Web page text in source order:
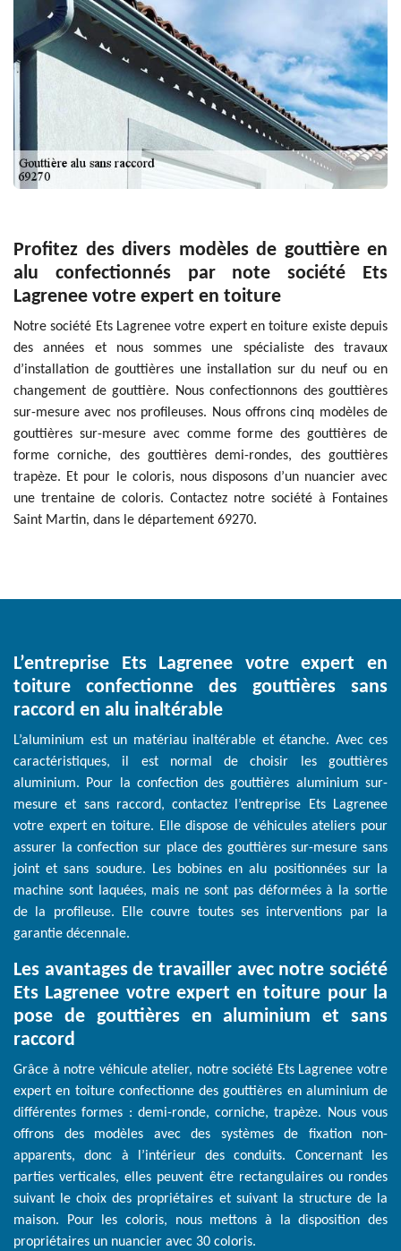
Profitez des divers modèles de gouttière en
alu confectionnés par note société Ets
Lagrenee votre expert en toiture
Notre société Ets Lagrenee votre expert en toiture existe depuis
des années et nous sommes une spécialiste des travaux
d’installation de gouttières une installation sur du neuf ou en
changement de gouttière. Nous confectionnons des gouttières
sur-mesure avec nos profileuses. Nous offrons cinq modèles de
gouttières sur-mesure avec comme forme des gouttières de
forme corniche, des gouttières demi-rondes, des gouttières
trapèze. Et pour le coloris, nous disposons d’un nuancier avec
une trentaine de coloris. Contactez notre société à Fontaines
Saint Martin, dans le département 69270.
L’entreprise Ets Lagrenee votre expert en
toiture confectionne des gouttières sans
raccord en alu inaltérable
L’aluminium est un matériau inaltérable et étanche. Avec ces
caractéristiques, il est normal de choisir les gouttières
aluminium. Pour la confection des gouttières aluminium sur-
mesure et sans raccord, contactez l’entreprise Ets Lagrenee
votre expert en toiture. Elle dispose de véhicules ateliers pour
assurer la confection sur place des gouttières sur-mesure sans
joint et sans soudure. Les bobines en alu positionnées sur la
machine sont laquées, mais ne sont pas déformées à la sortie
de la profileuse. Elle couvre toutes ses interventions par la
garantie décennale.
Les avantages de travailler avec notre société
Ets Lagrenee votre expert en toiture pour la
pose de gouttières en aluminium et sans
raccord
Grâce à notre véhicule atelier, notre société Ets Lagrenee votre
expert en toiture confectionne des gouttières en aluminium de
différentes formes : demi-ronde, corniche, trapèze. Nous vous
offrons des modèles avec des systèmes de fixation non-
apparents, donc à l’intérieur des conduits. Concernant les
parties verticales, elles peuvent être rectangulaires ou rondes
suivant le choix des propriétaires et suivant la structure de la
maison. Pour les coloris, nous mettons à la disposition des
propriétaires un nuancier avec 30 coloris.